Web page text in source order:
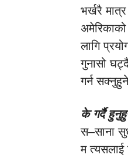
भर्खरै
लागि
गुनासो
गर्न
के गर्दै
स–साना
म त्यसलाई